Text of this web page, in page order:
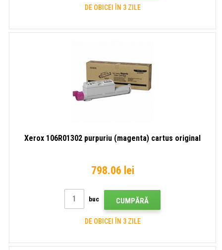
DE OBICEI ÎN 3 ZILE
Xerox 106R01302 purpuriu (magenta) cartus original
798.06 lei
buc CUMPĂRĂ
DE OBICEI ÎN 3 ZILE